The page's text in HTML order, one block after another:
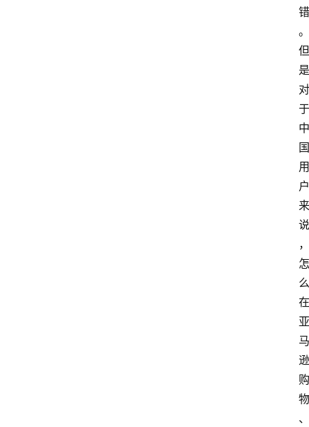
错
。
但
是
对
于
中
国
用
户
来
说
，
怎
么
在
亚
马
逊
购
物
、